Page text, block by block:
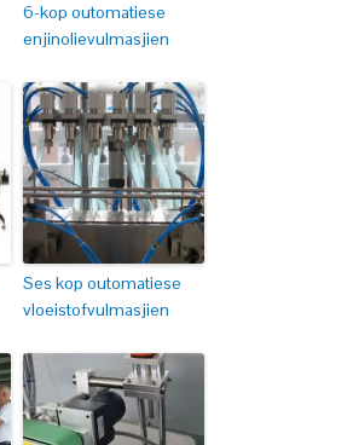
6-kop outomatiese
enjinolievulmasjien
Ses kop outomatiese
vloeistofvulmasjien